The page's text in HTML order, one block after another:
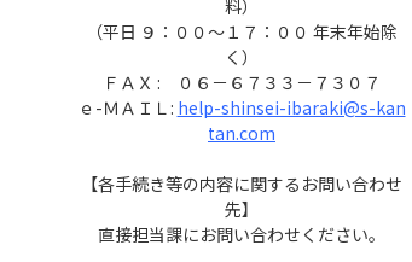
料）
（平日 ９：００～１７：００ 年末年始除
く）
ＦＡＸ : ０６－６７３３－７３０７
ｅ-ＭＡＩＬ: help-shinsei-ibaraki@s-kan
tan.com
【各手続き等の内容に関するお問い合わせ
先】
直接担当課にお問い合わせください。